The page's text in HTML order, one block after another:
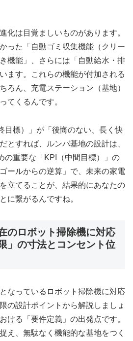
化は目覚ましいものがあります。
った「自動ゴミ収集機能（クリー
機能」、さらには「自動給水・排
ます。これらの機能が付加される
ろん、充電ステーション（基地）
てくるんです。
目標）」が「後悔のない、長く快
とすれば、ルンバ基地の設計は、
の重要な「KPI（中間目標）」の
ールからの逆算」で、未来の家電
立てることが、結果的にあなたの
に繋がるんですね。
のロボット掃除機に対応
」の寸法とコンセント位
なっているロボット掃除機に対応
の設計ポイントから解説しましょ
ける「要件定義」の出発点です。
え、無駄なく機能的な基地をつく